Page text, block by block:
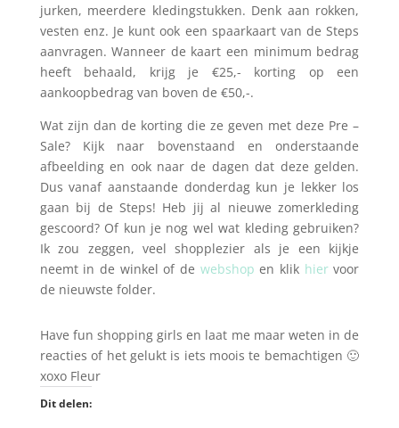
jurken, meerdere kledingstukken. Denk aan rokken,
vesten enz. Je kunt ook een spaarkaart van de Steps
aanvragen. Wanneer de kaart een minimum bedrag
heeft behaald, krijg je €25,- korting op een
aankoopbedrag van boven de €50,-.
Wat zijn dan de korting die ze geven met deze Pre –
Sale? Kijk naar bovenstaand en onderstaande
afbeelding en ook naar de dagen dat deze gelden.
Dus vanaf aanstaande donderdag kun je lekker los
gaan bij de Steps! Heb jij al nieuwe zomerkleding
gescoord? Of kun je nog wel wat kleding gebruiken?
Ik zou zeggen, veel shopplezier als je een kijkje
neemt in de winkel of de webshop en klik hiervoor
de nieuwste folder.
Have fun shopping girls en laat me maar weten in de
reacties of het gelukt is iets moois te bemachtigen 🙂
xoxo Fleur
Dit delen: